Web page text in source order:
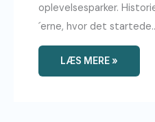
oplevelsesparker.
´erne, hvor det
LÆS MERE »